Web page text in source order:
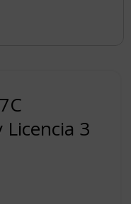
Licencia 3